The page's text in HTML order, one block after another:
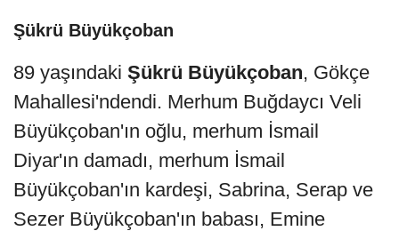
Şükrü Büyükçoban
89 yaşındaki Şükrü Büyükçoban, Gökçe
Mahallesi'ndendi. Merhum Buğdaycı Veli
Büyükçoban'ın oğlu, merhum İsmail
Diyar'ın damadı, merhum İsmail
Büyükçoban'ın kardeşi, Sabrina, Serap ve
Sezer Büyükçoban'ın babası, Emine